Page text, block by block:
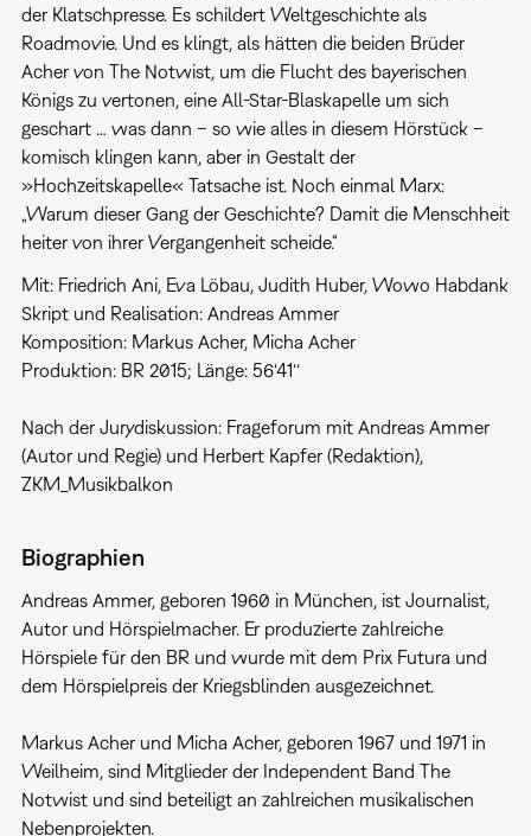
der Klatschpresse. Es schildert Weltgeschichte als
Roadmovie. Und es klingt, als hätten die beiden Brüder
Acher von The Notwist, um die Flucht des bayerischen
Königs zu vertonen, eine All-Star-Blaskapelle um sich
geschart … was dann – so wie alles in diesem Hörstück –
komisch klingen kann, aber in Gestalt der
»Hochzeitskapelle« Tatsache ist. Noch einmal Marx:
„Warum dieser Gang der Geschichte? Damit die Menschheit
heiter von ihrer Vergangenheit scheide.“
Mit: Friedrich Ani, Eva Löbau, Judith Huber, Wowo Habdank
Skript und Realisation: Andreas Ammer
Komposition: Markus Acher, Micha Acher
Produktion: BR 2015; Länge: 56‘41‘‘
Nach der Jurydiskussion: Frageforum mit Andreas Ammer
(Autor und Regie) und Herbert Kapfer (Redaktion),
ZKM_Musikbalkon
Biographien
Andreas Ammer, geboren 1960 in München, ist Journalist,
Autor und Hörspielmacher. Er produzierte zahlreiche
Hörspiele für den BR und wurde mit dem Prix Futura und
dem Hörspielpreis der Kriegsblinden ausgezeichnet.
Markus Acher und Micha Acher, geboren 1967 und 1971 in
Weilheim, sind Mitglieder der Independent Band The
Notwist und sind beteiligt an zahlreichen musikalischen
Nebenprojekten.